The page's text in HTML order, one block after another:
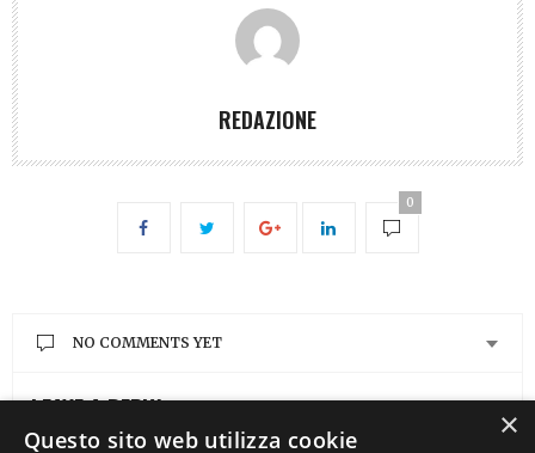
REDAZIONE
0
NO COMMENTS YET
LEAVE A REPLY ×
Questo sito web utilizza cookie